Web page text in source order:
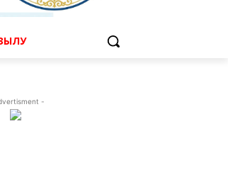
-